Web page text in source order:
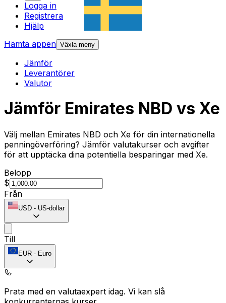
Logga in
Registrera
Hjälp
Hämta appen Växla meny
Jämför
Leverantörer
Valutor
Jämför Emirates NBD vs Xe
Välj mellan Emirates NBD och Xe för din internationella
penningöverföring? Jämför valutakurser och avgifter
för att upptäcka dina potentiella besparingar med Xe.
Belopp
$
Från
USD - US-dollar
Till
EUR - Euro
Prata med en valutaexpert idag. Vi kan slå